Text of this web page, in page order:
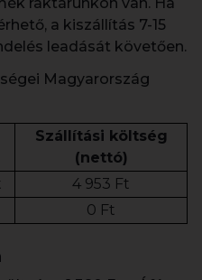
a kiszállítás 7-15
leadását követően.
Magyarország
Szállítási költség
(nettó)
4 953 Ft
0 Ft